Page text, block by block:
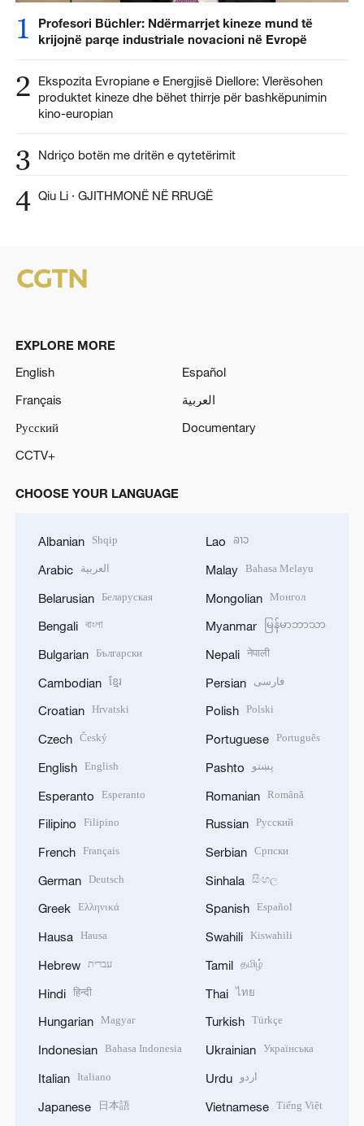
1
Profesori Büchler: Ndërmarrjet kineze mund të
krijojnë parqe industriale novacioni në Evropë
2
Ekspozita Evropiane e Energjisë Diellore: Vlerësohen
produktet kineze dhe bëhet thirrje për bashkëpunimin
kino-europian
3 Ndriço botën me dritën e qytetërimit
4 Qiu Li · GJITHMONË NË RRUGË
EXPLORE MORE
English
Español
Français
العربية
Русский
Documentary
CCTV+
CHOOSE YOUR LANGUAGE
Albanian Shqip
Arabic العربية
Belarusian Беларуская
Bengali বাংলা
Bulgarian Български
Cambodian ខ្មែរ
Croatian Hrvatski
Czech Český
English English
Esperanto Esperanto
Filipino Filipino
French Français
German Deutsch
Greek Ελληνικά
Hausa Hausa
Hebrew עברית
Hindi हिन्दी
Hungarian Magyar
Indonesian Bahasa Indonesia
Italian Italiano
Japanese
日本語
Lao ລາວ
Malay Bahasa Melayu
Mongolian Монгол
Myanmar မြန်မာဘာသာ
Nepali नेपाली
Persian فارسی
Polish Polski
Portuguese Português
Pashto پښتو
Romanian Română
Russian Русский
Serbian Српски
Sinhala සිංහල
Spanish Español
Swahili Kiswahili
Tamil தமிழ்
Thai ไทย
Turkish Türkçe
Ukrainian Українська
Urdu اردو
Vietnamese Tiếng Việt